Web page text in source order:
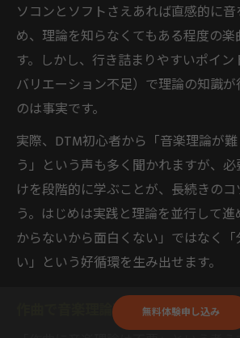
ソコンとソフトさえあれば直感的に
め、理論を知らなくてもある程度の
す。しかし、行き詰まりやすいポイ
バリエーション不足）で理論の知識
のは事実です。
実際、DTM初心者から「音楽理論が
う」という声も多く聞かれますが、
けを段階的に学ぶことが、長続きの
う。はじめは実践と理論を並行して
からないから面白くない」ではなく
い」という好循環を生み出せます。
作曲で音楽理論不要説に対する実
無料体験申し込み